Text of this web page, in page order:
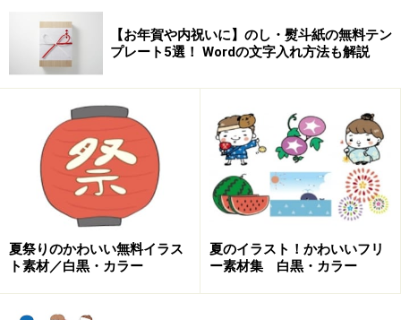
のものの二次配布や販売はおやめください。
正面を向いた亥（いのしし）のフリーイラ
【亥1】正面を向いた亥です。
【亥2】正面を向いた全身の亥です。
【お年賀や内祝いに】のし・熨斗紙の無料テン
プレート5選！ Wordの文字入れ方法も解説
夏祭りのかわいい無料イラス
ト素材／白黒・カラー
夏のイラスト！かわいいフリ
ー素材集 白黒・カラー